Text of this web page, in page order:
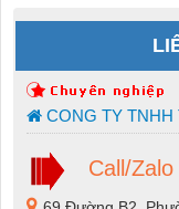
CONG TY TNHH
Call/